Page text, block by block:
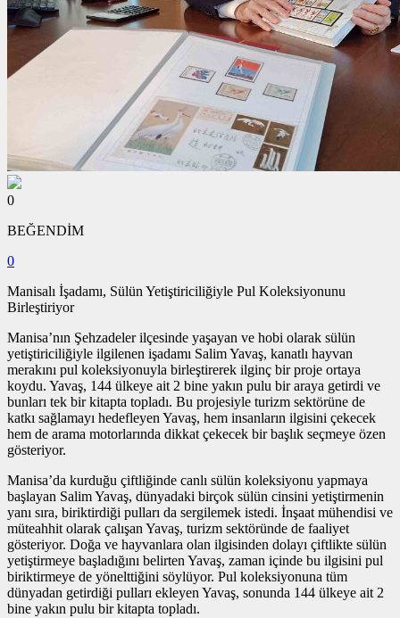
0
BEĞENDİM
0
Manisalı İşadamı, Sülün Yetiştiriciliğiyle Pul Koleksiyonunu
Birleştiriyor
Manisa’nın Şehzadeler ilçesinde yaşayan ve hobi olarak sülün
yetiştiriciliğiyle ilgilenen işadamı Salim Yavaş, kanatlı hayvan
merakını pul koleksiyonuyla birleştirerek ilginç bir proje ortaya
koydu. Yavaş, 144 ülkeye ait 2 bine yakın pulu bir araya getirdi ve
bunları tek bir kitapta topladı. Bu projesiyle turizm sektörüne de
katkı sağlamayı hedefleyen Yavaş, hem insanların ilgisini çekecek
hem de arama motorlarında dikkat çekecek bir başlık seçmeye özen
gösteriyor.
Manisa’da kurduğu çiftliğinde canlı sülün koleksiyonu yapmaya
başlayan Salim Yavaş, dünyadaki birçok sülün cinsini yetiştirmenin
yanı sıra, biriktirdiği pulları da sergilemek istedi. İnşaat mühendisi ve
müteahhit olarak çalışan Yavaş, turizm sektöründe de faaliyet
gösteriyor. Doğa ve hayvanlara olan ilgisinden dolayı çiftlikte sülün
yetiştirmeye başladığını belirten Yavaş, zaman içinde bu ilgisini pul
biriktirmeye de yönelttiğini söylüyor. Pul koleksiyonuna tüm
dünyadan getirdiği pulları ekleyen Yavaş, sonunda 144 ülkeye ait 2
bine yakın pulu bir kitapta topladı.